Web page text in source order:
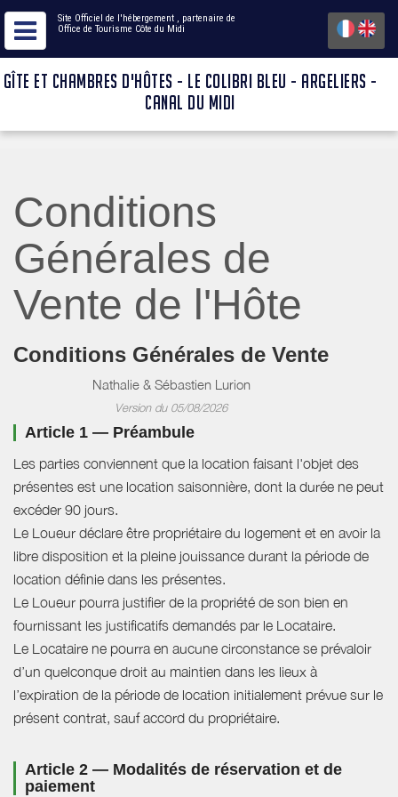
Site Officiel de l'hébergement , partenaire de
Office de Tourisme Côte du Midi
GÎTE ET CHAMBRES D'HÔTES - LE COLIBRI BLEU - ARGELIERS -
CANAL DU MIDI
Conditions
Générales de
Vente de l'Hôte
Conditions Générales de Vente
Nathalie & Sébastien Lurion
Version du 05/08/2026
Article 1 — Préambule
Les parties conviennent que la location faisant l'objet des
présentes est une location saisonnière, dont la durée ne peut
excéder 90 jours.
Le Loueur déclare être propriétaire du logement et en avoir la
libre disposition et la pleine jouissance durant la période de
location définie dans les présentes.
Le Loueur pourra justifier de la propriété de son bien en
fournissant les justificatifs demandés par le Locataire.
Le Locataire ne pourra en aucune circonstance se prévaloir
d’un quelconque droit au maintien dans les lieux à
l’expiration de la période de location initialement prévue sur le
présent contrat, sauf accord du propriétaire.
Article 2 — Modalités de réservation et de
paiement